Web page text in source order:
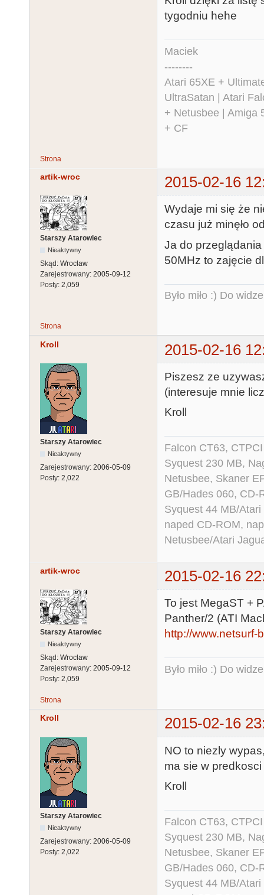
tygodniu hehe
Maciek
--------
Atari 65XE +
UltraSatan | Atari
+ Netusbee | Amiga
+ CF
Strona
artik-wroc 2015-02-16
Starszy Atarowiec
Nieaktywny
Skąd: Wrocław
Zarejestrowany: 2005-09-12
Posty: 2,059
Wydaje mi się że
czasu już minęło
Ja do
50MHz to zajęcie
Było miło :) Do
Strona
Kroll 2015-02-16
Starszy Atarowiec
Nieaktywny
Zarejestrowany: 2006-05-09
Posty: 2,022
Piszesz ze
(interesuje mnie
Kroll
Falcon CT63,
Syquest 230 MB,
Netusbee, Skaner
GB/Hades 060, CD-
Syquest 44 MB/
naped CD-ROM,
Netusbee/Atari
artik-wroc 2015-02-16
Starszy Atarowiec
Nieaktywny
Skąd: Wrocław
Zarejestrowany: 2005-09-12
Posty: 2,059
To jest MegaST +
Panther/2 (ATI
http://www.netsurf-
Było miło :) Do
Strona
Kroll 2015-02-16
Starszy Atarowiec
Nieaktywny
Zarejestrowany: 2006-05-09
Posty: 2,022
NO to niezly
ma sie w
Kroll
Falcon CT63,
Syquest 230 MB,
Netusbee, Skaner
GB/Hades 060, CD-
Syquest 44 MB/